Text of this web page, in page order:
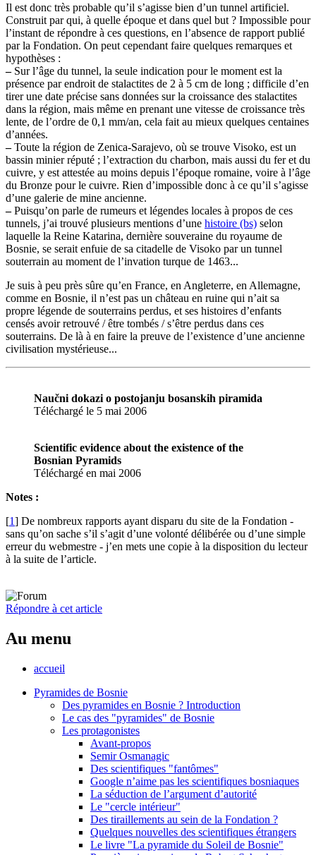
Il est donc très probable qu’il s’agisse bien d’un tunnel artificiel.
Construit par qui, à quelle époque et dans quel but ? Impossible pour
l’instant de répondre à ces questions, en l’absence de rapport publié
par la Fondation. On peut cependant faire quelques remarques et
hypothèses :
–Sur l’âge du tunnel, la seule indication pour le moment est la
présence par endroit de stalactites de 2 à 5 cm de long ; difficile d’en
tirer une date précise sans données sur la croissance des stalactites
dans la région, mais même en prenant une vitesse de croissance très
lente, de l’ordre de 0,1 mm/an, cela fait au mieux quelques centaines
d’années.
–Toute la région de Zenica-Sarajevo, où se trouve Visoko, est un
bassin minier réputé ; l’extraction du charbon, mais aussi du fer et du
cuivre, y est attestée au moins depuis l’époque romaine, voire à l’âge
du Bronze pour le cuivre. Rien d’impossible donc à ce qu’il s’agisse
d’une galerie de mine ancienne.
–Puisqu’on parle de rumeurs et légendes locales à propos de ces
tunnels, j’ai trouvé plusieurs mentions d’une histoire (bs) selon
laquelle la Reine Katarina, dernière souveraine du royaume de
Bosnie, se serait enfuie de sa citadelle de Visoko par un tunnel
souterrain au moment de l’invation turque de 1463...
Je suis à peu près sûre qu’en France, en Angleterre, en Allemagne,
comme en Bosnie, il n’est pas un château en ruine qui n’ait sa
propre légende de souterrains perdus, et ses histoires d’enfants
censés avoir retrouvé / être tombés / s’être perdus dans ces
souterrains. De là à en faire la preuve de l’existence d’une ancienne
civilisation mystérieuse...
Naučni dokazi o postojanju bosanskih piramida
Téléchargé le 5 mai 2006
Scientific evidence about the existence of the
Bosnian Pyramids
Téléchargé en mai 2006
Notes :
[1] De nombreux rapports ayant disparu du site de la Fondation -
sans qu’on sache s’il s’agit d’une volonté délibérée ou d’une simple
erreur du webmestre - j’en mets une copie à la disposition du lecteur
à la suite de l’article.
Répondre à cet article
Au menu
accueil
Pyramides de Bosnie
Des pyramides en Bosnie ? Introduction
Le cas des "pyramides" de Bosnie
Les protagonistes
Avant-propos
Semir Osmanagic
Des scientifiques "fantômes"
Google n’aime pas les scientifiques bosniaques
La séduction de l’argument d’autorité
Le "cercle intérieur"
Des tiraillements au sein de la Fondation ?
Quelques nouvelles des scientifiques étrangers
Le livre "La pyramide du Soleil de Bosnie"